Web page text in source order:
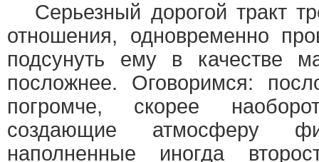
Серьезный дорогой тракт
отношения, одновременно
подсунуть ему в качестве
посложнее. Оговоримся:
погромче, скорее
создающие атмосферу
наполненные иногда